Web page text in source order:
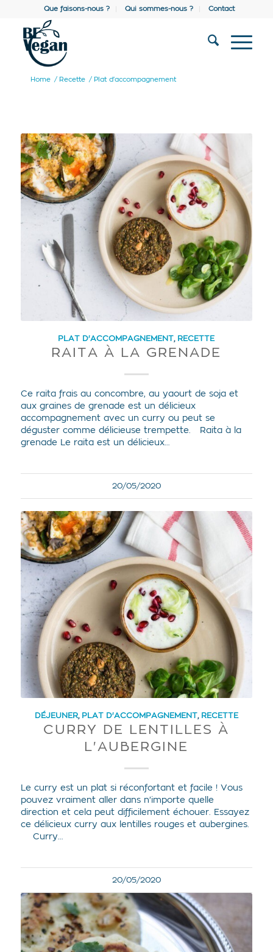
Que faisons-nous ? Qui sommes-nous ? Contact
Home / Recette / Plat d'accompagnement
PLAT D'ACCOMPAGNEMENT, RECETTE
RAITA À LA GRENADE
Ce raita frais au concombre, au yaourt de soja et
aux graines de grenade est un délicieux
accompagnement avec un curry ou peut se
déguster comme délicieuse trempette. Raita à la
grenade Le raita est un délicieux…
20/05/2020
DÉJEUNER, PLAT D'ACCOMPAGNEMENT , RECETTE
CURRY DE LENTILLES À
L'AUBERGINE
Le curry est un plat si réconfortant et facile ! Vous
pouvez vraiment aller dans n'importe quelle
direction et cela peut difficilement échouer. Essayez
ce délicieux curry aux lentilles rouges et aubergines.
Curry…
20/05/2020